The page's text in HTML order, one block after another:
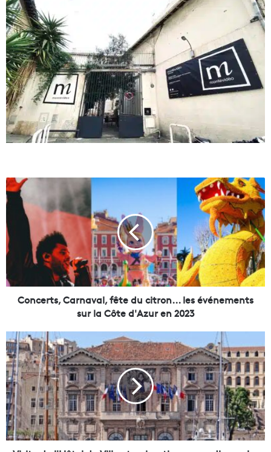
C
o
n
c
e
r
t
s
,
n
a
v
a
l
,
f
ê
t
Concerts, Carnaval, fête du citron... les événements
sur la Côte d'Azur en 2023
V
i
s
i
t
e
d
e
l